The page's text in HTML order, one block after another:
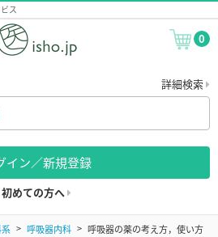
ス
0
詳細検索
イン／新規登録
初めての方へ
呼吸器内科
呼吸器の薬の考え方，使い方